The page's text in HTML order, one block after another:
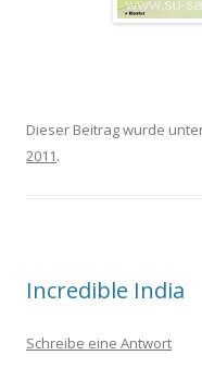
Dieser Beitrag wurde
2011.
Incredible India
Schreibe eine Antwort